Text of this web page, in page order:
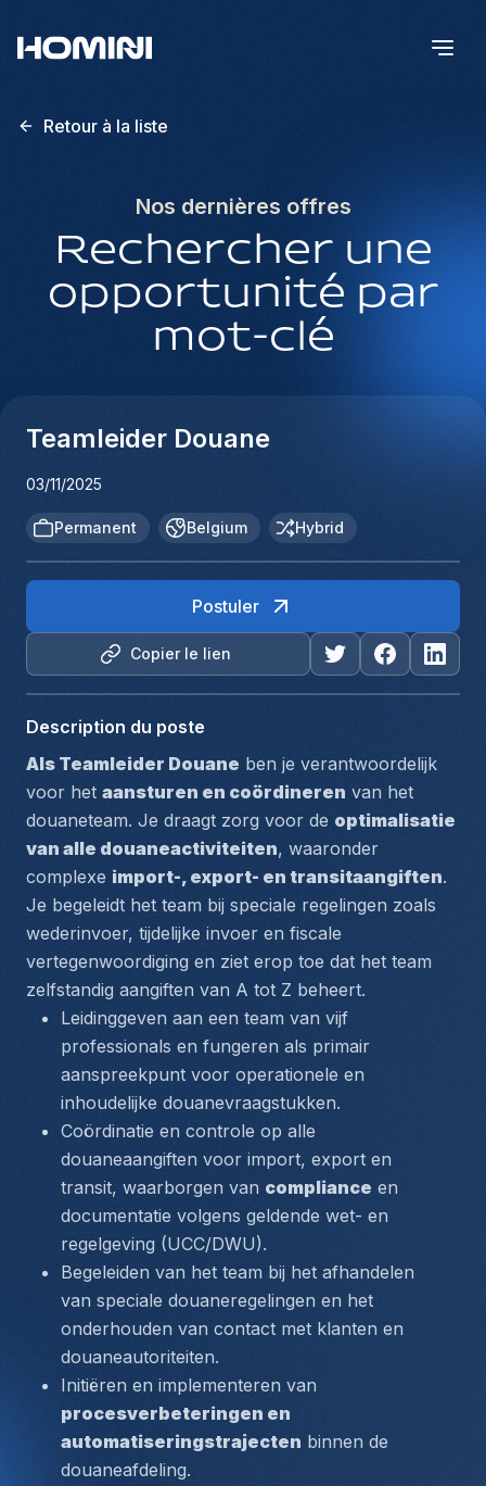
Retour à la liste
Nos dernières offres
Rechercher une
opportunité par
mot-clé
Teamleider Douane
03/11/2025
Permanent Belgium Hybrid
Copier le lien
Postuler
Description du poste
Als Teamleider Douane ben je verantwoordelijk
voor het aansturen en coördineren van het
douaneteam. Je draagt zorg voor de optimalisatie
van alle douaneactiviteiten, waaronder
complexe import-, export- en transitaangiften.
Je begeleidt het team bij speciale regelingen zoals
wederinvoer, tijdelijke invoer en fiscale
vertegenwoordiging en ziet erop toe dat het team
zelfstandig aangiften van A tot Z beheert.
Leidinggeven aan een team van vijf
professionals en fungeren als primair
aanspreekpunt voor operationele en
inhoudelijke douanevraagstukken.
Coördinatie en controle op alle
douaneaangiften voor import, export en
transit, waarborgen van compliance en
documentatie volgens geldende wet- en
regelgeving (UCC/DWU).
Begeleiden van het team bij het afhandelen
van speciale douaneregelingen en het
onderhouden van contact met klanten en
douaneautoriteiten.
procesverbeteringen en
automatiseringstrajecten binnen de
douaneafdeling.